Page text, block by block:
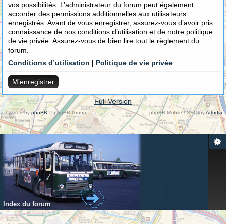
vos possibilités. L’administrateur du forum peut également
accorder des permissions additionnelles aux utilisateurs
enregistrés. Avant de vous enregistrer, assurez-vous d’avoir pris
connaissance de nos conditions d’utilisation et de notre politique
de vie privée. Assurez-vous de bien lire tout le règlement du
forum.
Conditions d’utilisation | Politique de vie privée
M’enregistrer
Full Version
Powered byphpBB © phpBB Group. phpBB Mobile / SEO byArtodia .
Index du forum